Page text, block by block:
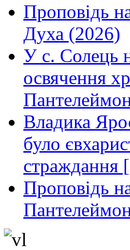
Проповідь
Духа (2026)
У с. Солець
освячення
Владика
було
страждання
Проповідь